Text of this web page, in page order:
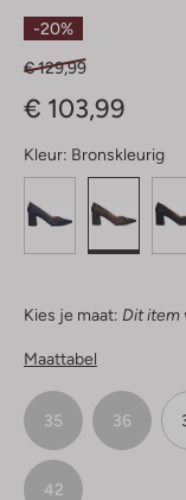
-20%
€ 129,99
€ 103,99
Kleur: Bronskleurig
Kies je maat: Dit item
Maattabel
35 36
42